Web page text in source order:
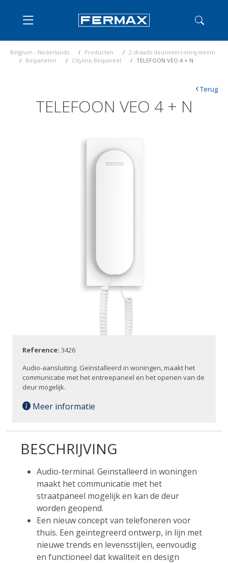
Belgium - Nederlands Producten
2-draads deurintercomsysteem
Belpanelen
Cityline Belpaneel TELEFOON VEO 4 + N
TELEFOON VEO 4 + N
‹Terug
Reference: 3426
Audio-aansluiting. Geïnstalleerd in woningen, maakt het
communicatie met het entreepaneel en het openen van de
deur mogelijk.
Meer informatie
BESCHRIJVING
Audio-terminal. Geïnstalleerd in woningen
maakt het communicatie met het
straatpaneel mogelijk en kan de deur
worden geopend.
Een nieuw concept van telefoneren voor
thuis. Een geïntegreerd ontwerp, in lijn met
nieuwe trends en levensstijlen, eenvoudig
en functioneel dat kwaliteit en design